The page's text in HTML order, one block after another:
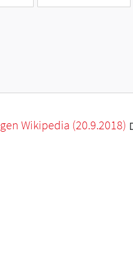
Wikipedia (20.9.2018)